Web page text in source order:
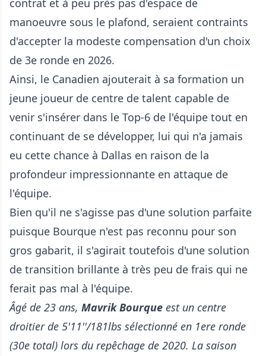
manoeuvre sous le plafond, seraient contraints
d'accepter la modeste compensation d'un choix
de 3e ronde en 2026.
Ainsi, le Canadien ajouterait à sa formation un
jeune joueur de centre de talent capable de
venir s'insérer dans le Top-6 de l'équipe tout en
continuant de se développer, lui qui n'a jamais
eu cette chance à Dallas en raison de la
profondeur impressionnante en attaque de
l'équipe.
Bien qu'il ne s'agisse pas d'une solution parfaite
puisque Bourque n'est pas reconnu pour son
gros gabarit, il s'agirait toutefois d'une solution
de transition brillante à très peu de frais qui ne
ferait pas mal à l'équipe.
Âgé de 23 ans, Mavrik Bourque est un centre
droitier de 5'11''/181lbs sélectionné en 1ere ronde
(30e total) lors du repêchage de 2020. La saison